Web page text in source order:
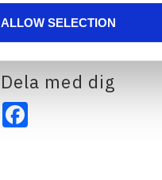
ALLOW SELECTION
AOF-L är
Dela med dig
Facebook